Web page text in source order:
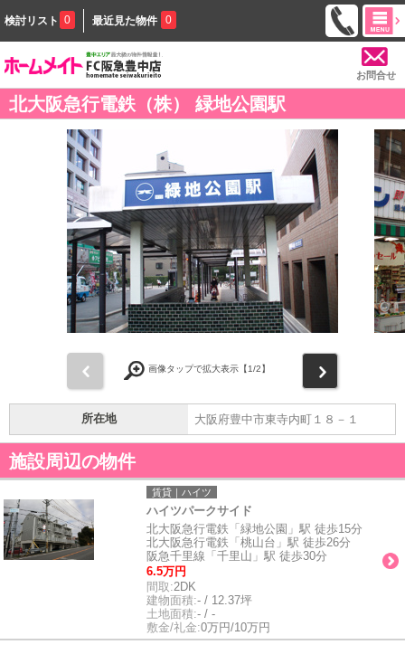
検討リスト 0 最近見た物件 0
お問合せ
北大阪急行電鉄（株） 緑地公園駅
画像タップで拡大表示【1/2】
所在地 大阪府豊中市東寺内町１８－１
施設周辺の物件
賃貸｜ハイツ
ハイツパークサイド
北大阪急行電鉄「緑地公園」駅 徒歩15分
北大阪急行電鉄「桃山台」駅 徒歩26分
阪急千里線「千里山」駅 徒歩30分
6.5万円
間取:2DK
建物面積:- / 12.37坪
土地面積:- / -
敷金/礼金:0万円/10万円